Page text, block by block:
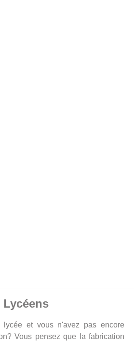
Lycéens
et vous n'avez pas encore
Vous pensez que la fabrication